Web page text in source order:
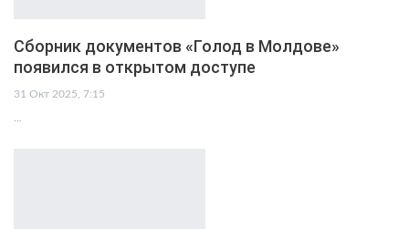
Сборник документов «Голод в Молдове»
появился в открытом доступе
31 Окт 2025, 7:15
…